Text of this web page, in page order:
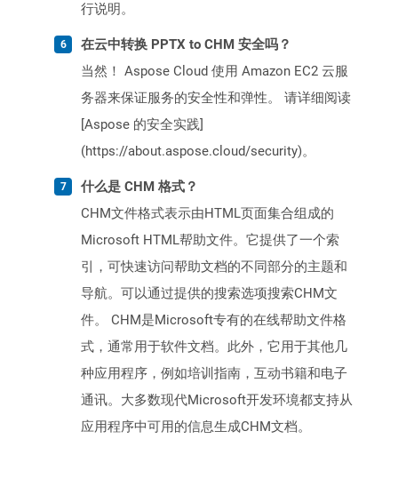
行说明。
在云中转换 PPTX to CHM 安全吗？
当然！ Aspose Cloud 使用 Amazon EC2 云服
务器来保证服务的安全性和弹性。 请详细阅读
[Aspose 的安全实践]
(https://about.aspose.cloud/security)。
什么是 CHM 格式？
CHM文件格式表示由HTML页面集合组成的
Microsoft HTML帮助文件。它提供了一个索
引，可快速访问帮助文档的不同部分的主题和
导航。可以通过提供的搜索选项搜索CHM文
件。 CHM是Microsoft专有的在线帮助文​​件格
式，通常用于软件文档。此外，它用于其他几
种应用程序，例如培训指南，互动书籍和电子
通讯。大多数现代Microsoft开发环境都支持从
应用程序中可用的信息生成CHM文档。